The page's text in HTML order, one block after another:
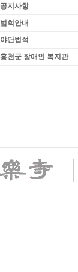
공지사항
법회안내
야단법석
홍천군 장애인 복지관